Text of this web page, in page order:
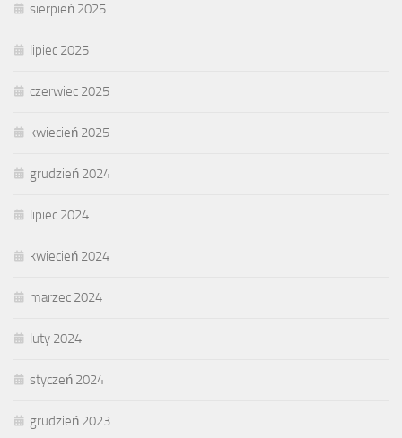
sierpień 2025
lipiec 2025
czerwiec 2025
kwiecień 2025
grudzień 2024
lipiec 2024
kwiecień 2024
marzec 2024
luty 2024
styczeń 2024
grudzień 2023